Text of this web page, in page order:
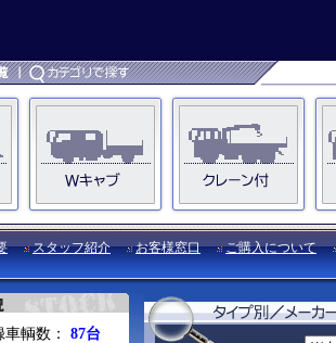
スタッフ紹介 お客様窓口 ご購入について
車輌数：
87台